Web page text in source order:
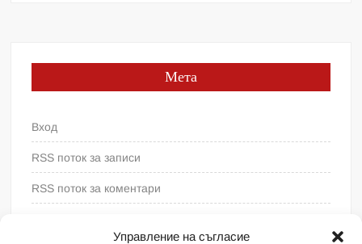
Управление на съгласие
Мета
Вход
RSS поток за записи
RSS поток за коментари